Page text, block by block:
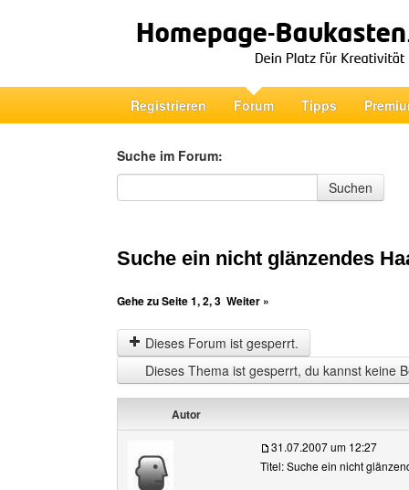
Registrieren Forum Tipps
Suche im Forum:
Suche im Forum
Suchen
Suche ein nicht glänzendes
Gehe zu Seite1,2,3 Weiter »
Dieses Forum ist gesperrt.
Dieses Thema ist gesperrt, du kannst keine
Autor
31.07.2007 um 12:27
Titel: Suche ein nicht